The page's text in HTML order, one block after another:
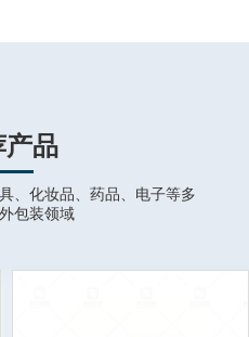
产品
、化妆品、药品、电子等多
包装领域